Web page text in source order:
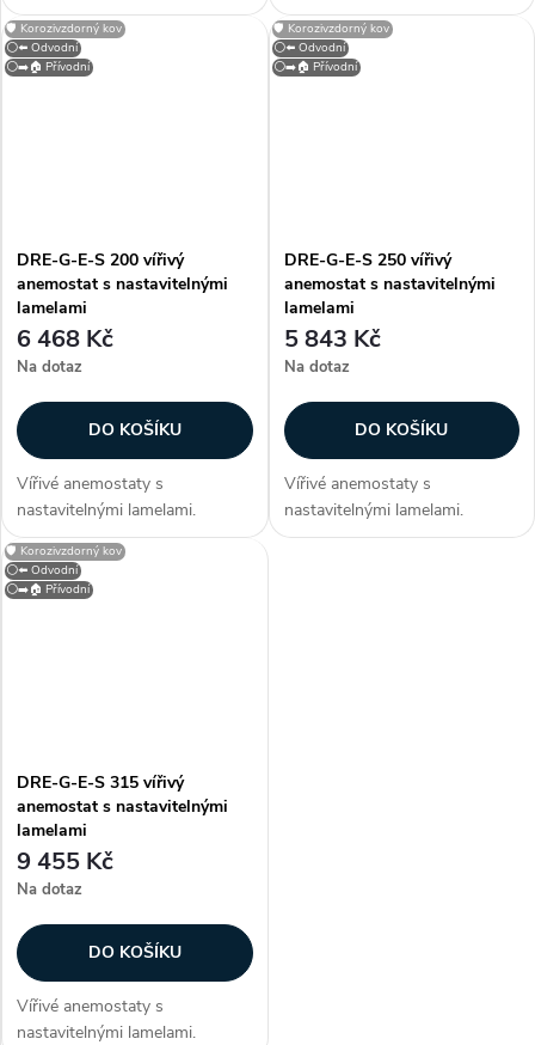
Konstrukce Anemostaty jsou
vyrobeny z hliníku, lamely z
ocelového plechu. Anemostat
Konstrukce Anemostaty jsou
vyrobeny z hliníku, lamely z
ocelového plechu. Anemostat
⚪⬅️ Odvodní
⚪➡️🏠 Přívodní
🛡️ Korozivzdorný kov
DRE-G-E-S 200 vířivý
anemostat s nastavitelnými
lamelami
6 468 Kč
Na dotaz
DO KOŠÍKU
Vířivé anemostaty s
nastavitelnými lamelami.
Konstrukce Anemostaty jsou
vyrobeny z hliníku, lamely z
ocelového plechu. Anemostat
⚪⬅️ Odvodní
⚪➡️🏠 Přívodní
🛡️ Korozivzdorný kov
DRE-G-E-S 250 vířivý
anemostat s nastavitelnými
lamelami
5 843 Kč
Na dotaz
DO KOŠÍKU
Vířivé anemostaty s
nastavitelnými lamelami.
Konstrukce Anemostaty jsou
⚪⬅️ Odvodní
⚪➡️🏠 Přívodní
🛡️ Korozivzdorný kov
DRE-G-E-S 315 vířivý
anemostat s nastavitelnými
lamelami
9 455 Kč
Na dotaz
DO KOŠÍKU
Vířivé anemostaty s
nastavitelnými lamelami.